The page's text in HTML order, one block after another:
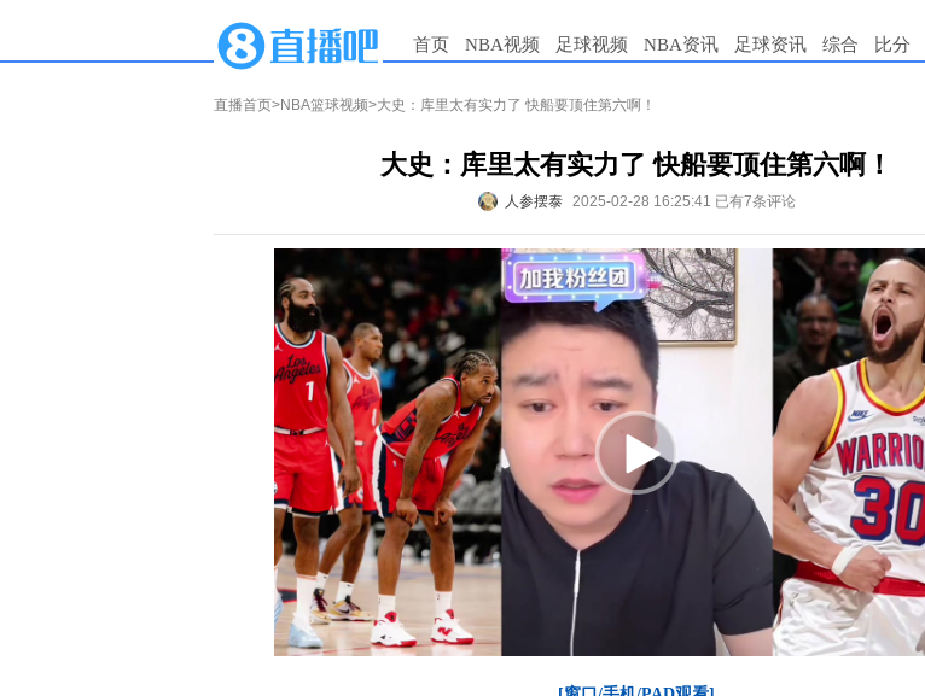
首页 NBA视频 足球视频 NBA资讯 足球资讯 综合 比分
直播首页>NBA篮球视频>大史：库里太有实力了 快船要顶住第六啊！
大史：库里太有实力了 快船要顶住第六啊！
人参摆泰 2025-02-28 16:25:41 已有7条评论